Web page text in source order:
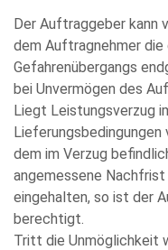
Der Auftraggeber kann
dem Auftragnehmer
Gefahrenübergangs
bei Unvermögen des
Liegt Leistungsverzug
dem im Verzug
angemessene
eingehalten, so ist der
berechtigt.
Tritt die Unmöglichkeit